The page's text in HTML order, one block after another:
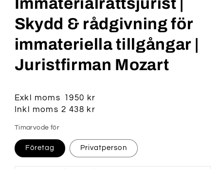
Skydd & rådgivning för
immateriella tillgångar |
Juristfirman Mozart
Exkl moms
1950 kr
Ordinarie
Inkl moms 2 438 kr
Timarvode för
Företag Privatperson
Företag
Email *
Telefon *
Postadress *